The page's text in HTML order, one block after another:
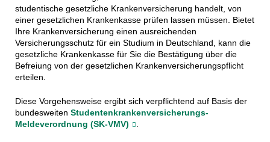
studentische gesetzliche Krankenversicherung handelt, von
einer gesetzlichen Krankenkasse prüfen lassen müssen. Bietet
Ihre Krankenversicherung einen ausreichenden
Versicherungsschutz für ein Studium in Deutschland, kann die
gesetzliche Krankenkasse für Sie die Bestätigung über die
Befreiung von der gesetzlichen Krankenversicherungspflicht
erteilen.
Diese Vorgehensweise ergibt sich verpflichtend auf Basis der
bundesweiten Studentenkrankenversicherungs-
Meldeverordnung (SK-VMV)